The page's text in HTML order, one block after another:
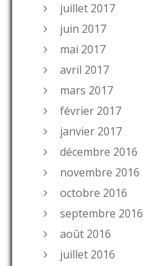
juillet 2017
juin 2017
mai 2017
avril 2017
mars 2017
février 2017
janvier 2017
décembre 2016
novembre 2016
octobre 2016
septembre 2016
août 2016
juillet 2016